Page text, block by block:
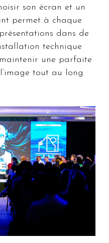
son écran et un
permet à chaque
dans de
technique
une parfaite
tout au long